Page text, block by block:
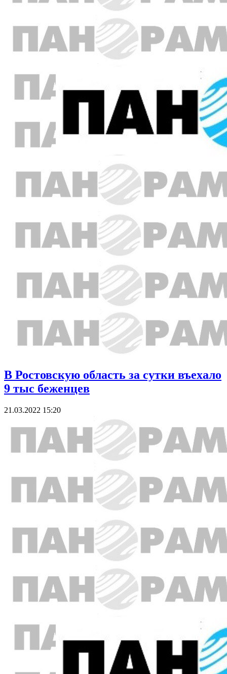
В Ростовскую область за сутки въехало
9 тыс беженцев
21.03.2022 15:20